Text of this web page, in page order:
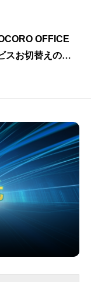
OFFICE
スお切替えのお